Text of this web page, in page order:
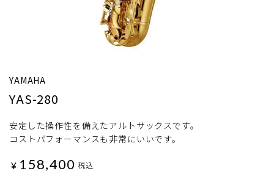
YAMAHA
YAS-280
安定した操作性を備えたアルトサックスです。
コストパフォーマンスも非常にいいです。
¥ 158,400 税込